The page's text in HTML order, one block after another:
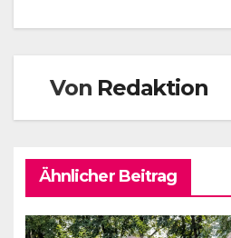
Von Redaktion
Ähnlicher Beitrag